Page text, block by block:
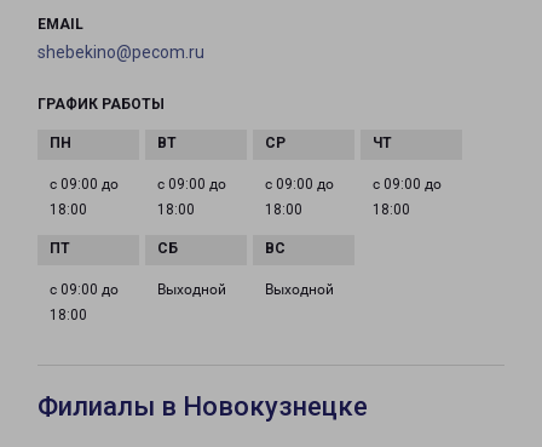
EMAIL
shebekino@pecom.ru
ГРАФИК РАБОТЫ
с 09:00 до
18:00
с 09:00 до
18:00
с 09:00 до
18:00
с 09:00 до
18:00
с 09:00 до
18:00
Выходной Выходной
Филиалы в Новокузнецке